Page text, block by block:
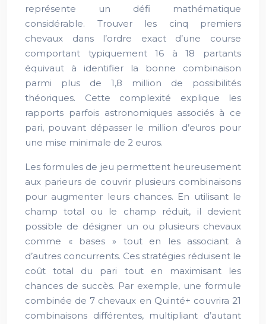
représente un défi mathématique
considérable. Trouver les cinq premiers
chevaux dans l’ordre exact d’une course
comportant typiquement 16 à 18 partants
équivaut à identifier la bonne combinaison
parmi plus de 1,8 million de possibilités
théoriques. Cette complexité explique les
rapports parfois astronomiques associés à ce
pari, pouvant dépasser le million d’euros pour
une mise minimale de 2 euros.
Les formules de jeu permettent heureusement
aux parieurs de couvrir plusieurs combinaisons
pour augmenter leurs chances. En utilisant le
champ total ou le champ réduit, il devient
possible de désigner un ou plusieurs chevaux
comme « bases » tout en les associant à
d’autres concurrents. Ces stratégies réduisent le
coût total du pari tout en maximisant les
chances de succès. Par exemple, une formule
combinée de 7 chevaux en Quinté+ couvrira 21
combinaisons différentes, multipliant d’autant